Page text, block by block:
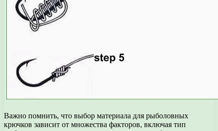
Важно помнить, что выбор материала для рыболовных
крючков зависит от множества факторов, включая тип